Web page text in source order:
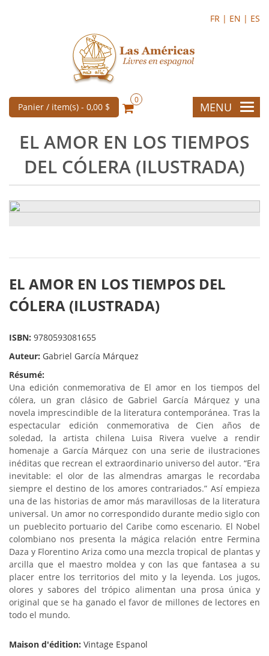
FR | EN | ES
Panier / item(s) - 0,00 $
0
MENU
EL AMOR EN LOS TIEMPOS
DEL CÓLERA (ILUSTRADA)
EL AMOR EN LOS TIEMPOS DEL
CÓLERA (ILUSTRADA)
ISBN: 9780593081655
Auteur: Gabriel García Márquez
Résumé:
Una edición conmemorativa de El amor en los tiempos del
cólera, un gran clásico de Gabriel García Márquez y una
novela imprescindible de la literatura contemporánea. Tras la
espectacular edición conmemorativa de Cien años de
soledad, la artista chilena Luisa Rivera vuelve a rendir
homenaje a García Márquez con una serie de ilustraciones
inéditas que recrean el extraordinario universo del autor. “Era
inevitable: el olor de las almendras amargas le recordaba
siempre el destino de los amores contrariados.” Así empieza
una de las historias de amor más maravillosas de la literatura
universal. Un amor no correspondido durante medio siglo con
un pueblecito portuario del Caribe como escenario. El Nobel
colombiano nos presenta la mágica relación entre Fermina
Daza y Florentino Ariza como una mezcla tropical de plantas y
arcilla que el maestro moldea y con las que fantasea a su
placer entre los territorios del mito y la leyenda. Los jugos,
olores y sabores del trópico alimentan una prosa única y
original que se ha ganado el favor de millones de lectores en
todo el mundo.
Maison d'édition: Vintage Espanol